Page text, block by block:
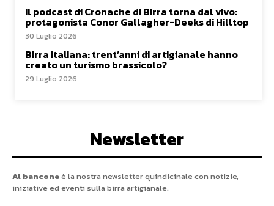
Il podcast di Cronache di Birra torna dal vivo:
protagonista Conor Gallagher-Deeks di Hilltop
30 Luglio 2026
Birra italiana: trent’anni di artigianale hanno
creato un turismo brassicolo?
29 Luglio 2026
Newsletter
Al banconeè la nostra newsletter quindicinale con notizie,
iniziative ed eventi sulla birra artigianale.